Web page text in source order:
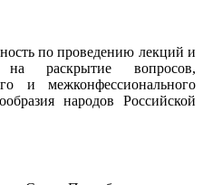
по проведению лекций и
на раскрытие вопросов,
и межконфессионального
народов Российской